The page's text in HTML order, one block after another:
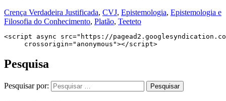
Crença Verdadeira Justificada, CVJ, Epistemologia, Epistemologia e
Filosofia do Conhecimento, Platão, Teeteto
<script async src="https://
     crossorigin="anonymous"></script>
Pesquisa
Pesquisar por: